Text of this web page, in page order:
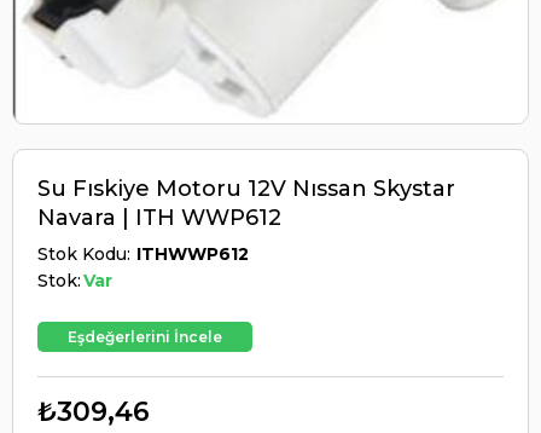
Su Fıskiye Motoru 12V Nıssan Skystar
Navara | ITH WWP612
Stok Kodu ITHWWP612
Stok:Var
Eşdeğerlerini İncele
₺309,46